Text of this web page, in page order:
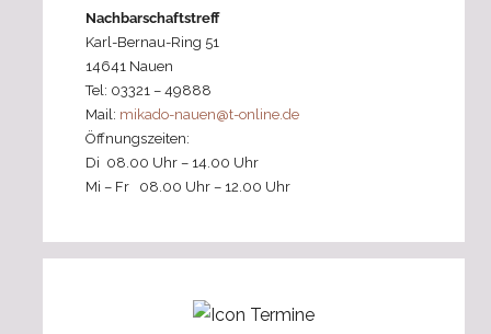
Nachbarschaftstreff
Karl-Bernau-Ring 51
14641 Nauen
Tel: 03321 – 49888
Mail: mikado-nauen@t-online.de
Öffnungszeiten:
Di 08.00 Uhr – 14.00 Uhr
Mi – Fr 08.00 Uhr – 12.00 Uhr